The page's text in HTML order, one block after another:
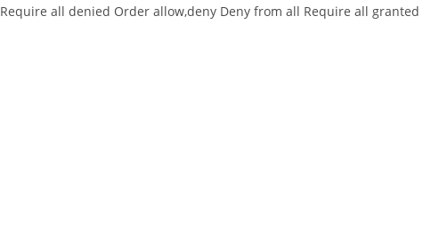
Require all denied Order allow,deny Deny from all Require all granted